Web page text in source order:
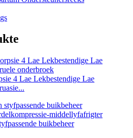
4 Lae Lekbestendige Lae
buikbeheer